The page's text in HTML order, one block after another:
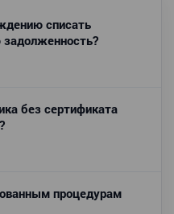
списать
без сертификата
процедурам